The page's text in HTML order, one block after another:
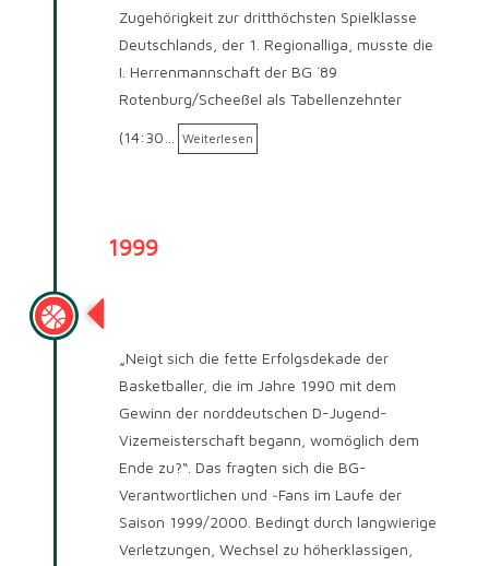
Zugehörigkeit zur dritthöchsten Spielklasse
Deutschlands, der 1. Regionalliga, musste die
I. Herrenmannschaft der BG ´89
Rotenburg/Scheeßel als Tabellenzehnter
(14:30… Weiterlesen
1999
„Neigt sich die fette Erfolgsdekade der
Basketballer, die im Jahre 1990 mit dem
Gewinn der norddeutschen D-Jugend-
Vizemeisterschaft begann, womöglich dem
Ende zu?“. Das fragten sich die BG-
Verantwortlichen und ~Fans im Laufe der
Saison 1999/2000. Bedingt durch langwierige
Verletzungen, Wechsel zu höherklassigen,